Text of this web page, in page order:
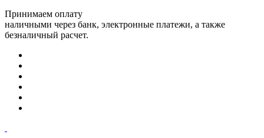
Принимаем оплату
наличными через банк, электронные платежи, а также
безналичный расчет.